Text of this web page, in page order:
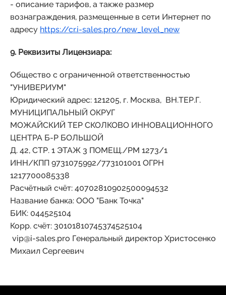
- описание тарифов, а также размер
вознаграждения, размещенные в сети Интернет по
адресу https://cr.i-sales.pro/new_level_new
9. Реквизиты Лицензиара:
Общество с ограниченной ответственностью
"УНИВЕРИУМ"
Юридический адрес: 121205, г. Москва, ВН.ТЕР.Г.
МУНИЦИПАЛЬНЫЙ ОКРУГ
МОЖАЙСКИЙ ТЕР СКОЛКОВО ИННОВАЦИОННОГО
ЦЕНТРА Б-Р БОЛЬШОЙ
Д. 42, СТР. 1 ЭТАЖ 3 ПОМЕЩ./РМ 1273/1
ИНН/КПП 9731075992/773101001 ОГРН
1217700085338
Расчётный счёт: 40702810902500094532
Название банка: ООО "Банк Точка"
БИК: 044525104
Корр. счёт: 30101810745374525104
vip@i-sales.pro Генеральный директор Христосенко
Михаил Сергеевич